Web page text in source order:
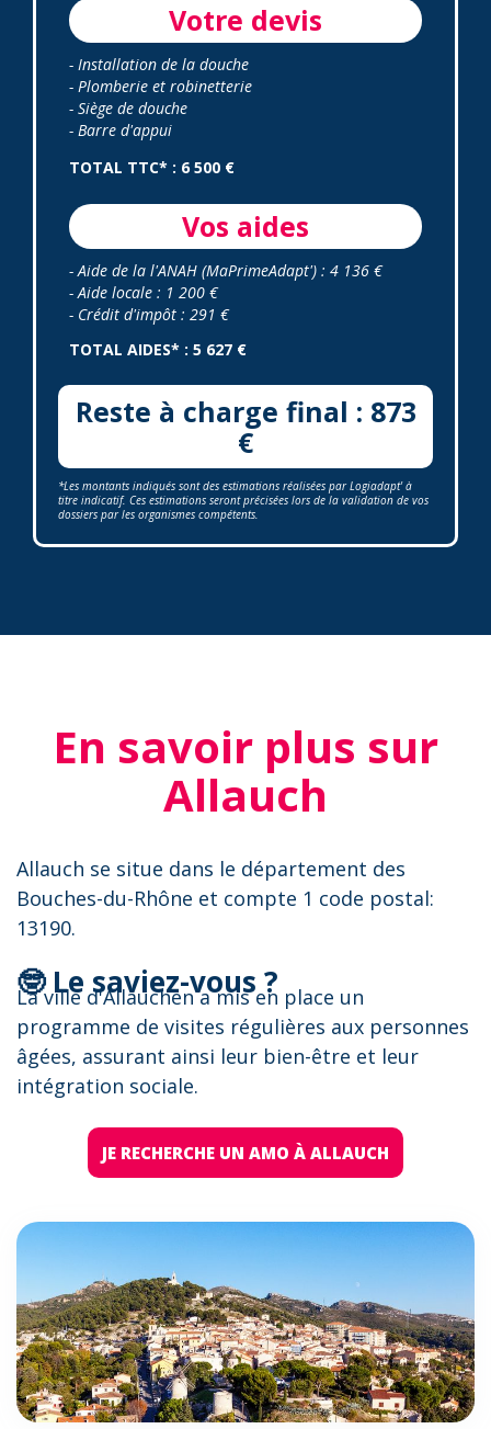
Votre devis
- Installation de la douche
- Plomberie et robinetterie
- Siège de douche
- Barre d'appui
TOTAL TTC* : 6 500 €
Vos aides
- Aide de la l'ANAH (MaPrimeAdapt') : 4 136 €
- Aide locale : 1 200 €
- Crédit d'impôt : 291 €
TOTAL AIDES* : 5 627 €
Reste à charge final : 873
€
*Les montants indiqués sont des estimations réalisées par Logiadapt' à
titre indicatif. Ces estimations seront précisées lors de la validation de vos
dossiers par les organismes compétents.
En savoir plus sur
Allauch
Allauch se situe dans le département des
Bouches-du-Rhône et compte 1 code postal:
13190.
🤓 Le saviez-vous ?
La ville d'Allauchen a mis en place un
programme de visites régulières aux personnes
âgées, assurant ainsi leur bien-être et leur
intégration sociale.
JE RECHERCHE UN AMO À ALLAUCH